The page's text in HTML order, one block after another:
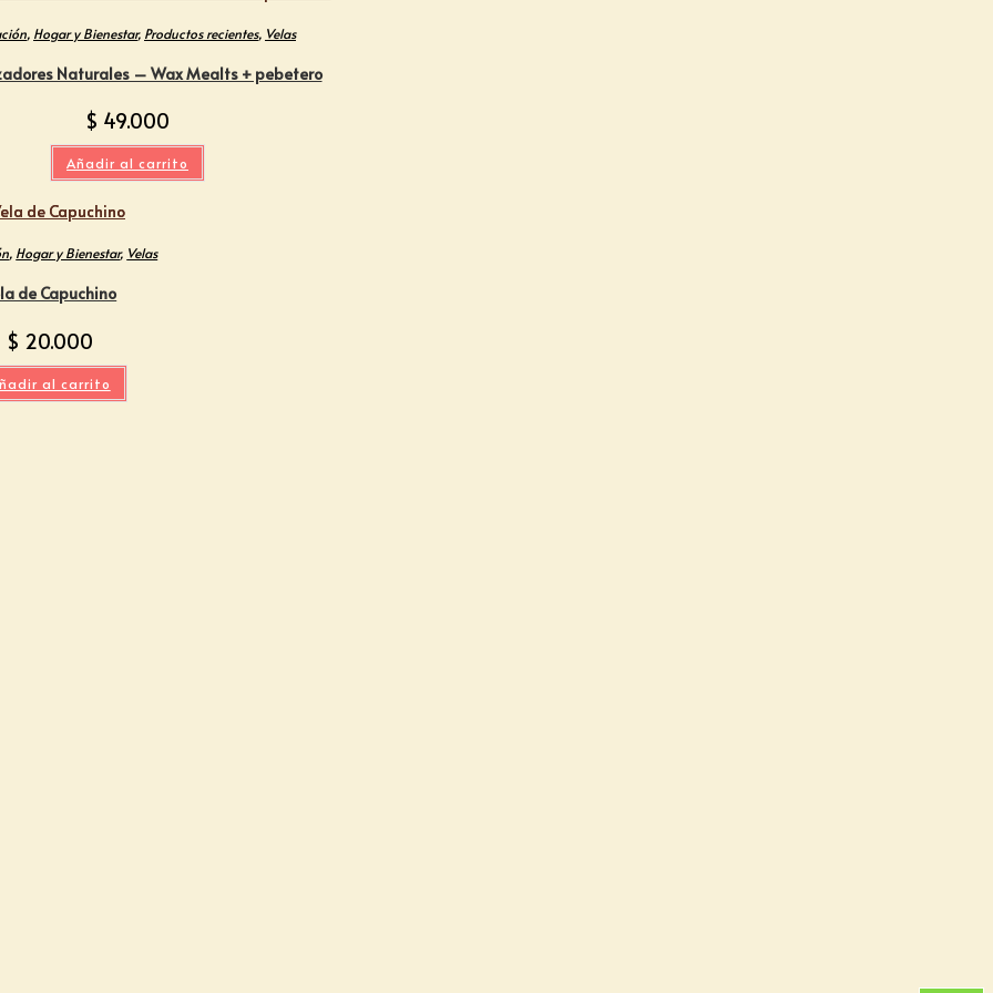
, Hogar y Bienestar, Productos recientes, Velas
Naturales – Wax Mealts + pebetero
$ 49.000
Añadir al carrito
, Hogar y Bienestar, Velas
de Capuchino
$ 20.000
al carrito